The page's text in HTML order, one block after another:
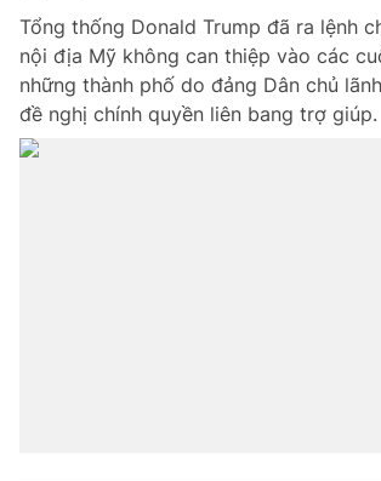
Giấy phép xuất bản số 110/GP - BTTTT cấp
© 2003-2026 Bản quyền thuộc về Báo Thanh
dưới mọi hình thức nếu không có sự chấp thuận
Phát triển bởi ePi Technologies, JSC.
Tổng thống Donald Trump đã ra lệnh
nội địa Mỹ không can thiệp vào các
những thành phố do đảng Dân chủ
đề nghị chính quyền liên bang trợ giúp.